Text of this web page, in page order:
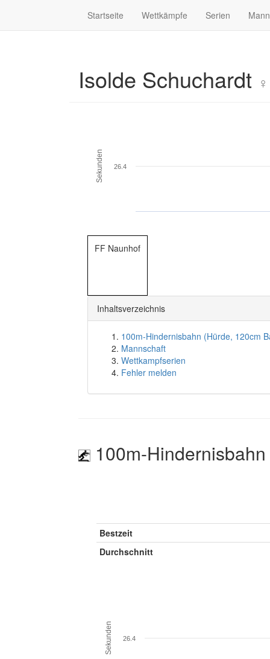
Startseite Wettkämpfe Serien
Isolde Schuchardt ♀
Sekunden 26.4
FF Naunhof
Inhaltsverzeichnis
100m-Hindernisbahn (Hürde, 120cm
Mannschaft
Wettkampfserien
Fehler melden
100m-
Bestzeit
Durchschnitt
Sekunden 26.4